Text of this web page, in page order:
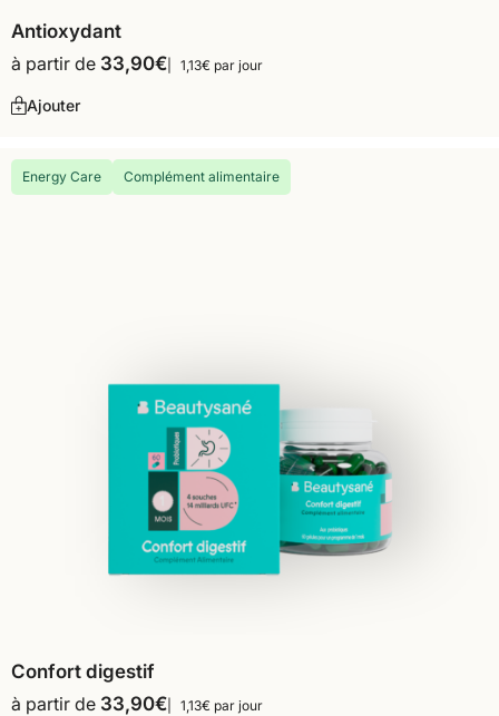
Antioxydant
à partir de 33,90€ 1,13€ par jour
Ajouter
Energy Care Complément alimentaire
Confort digestif
à partir de 33,90€ 1,13€ par jour